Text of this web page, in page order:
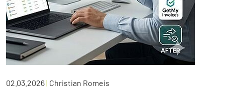
02.03.2026| Christian Romeis